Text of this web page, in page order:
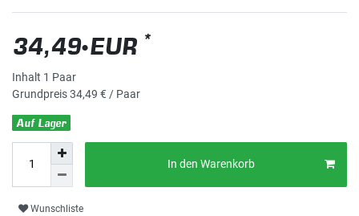
34,49 EUR *
Inhalt 1 Paar
Grundpreis34,49 € / Paar
Auf Lager
In den Warenkorb
Wunschliste